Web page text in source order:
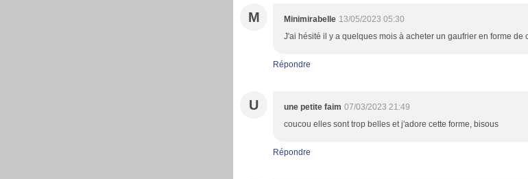
M Minimirabelle 13/05/2023 05:30
J'ai hésité il y a quelques mois à acheter un gaufrier en forme de
Répondre
U une petite faim 07/03/2023 21:49
coucou elles sont trop belles et j'adore cette forme, bisous
Répondre